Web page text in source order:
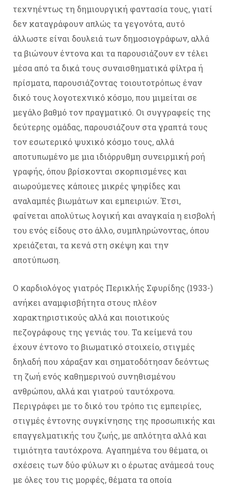
τεχνηέντως τη δημιουργική φαντασία τους, γιατί
δεν καταγράφουν απλώς τα γεγονότα, αυτό
άλλωστε είναι δουλειά των δημοσιογράφων, αλλά
τα βιώνουν έντονα και τα παρουσιάζουν εν τέλει
μέσα από τα δικά τους συναισθηματικά φίλτρα ή
πρίσματα, παρουσιάζοντας τοιουτοτρόπως έναν
δικό τους λογοτεχνικό κόσμο, που μιμείται σε
μεγάλο βαθμό τον πραγματικό. Οι συγγραφείς της
δεύτερης ομάδας, παρουσιάζουν στα γραπτά τους
τον εσωτερικό ψυχικό κόσμο τους, αλλά
αποτυπωμένο με μια ιδιόρρυθμη συνειρμική ροή
γραφής, όπου βρίσκονται σκορπισμένες και
αιωρούμενες κάποιες μικρές ψηφίδες και
αναλαμπές βιωμάτων και εμπειριών. Έτσι,
φαίνεται απολύτως λογική και αναγκαία η εισβολή
του ενός είδους στο άλλο, συμπληρώνοντας, όπου
χρειάζεται, τα κενά στη σκέψη και την
αποτύπωση.
Ο καρδιολόγος γιατρός Περικλής Σφυρίδης (1933-)
ανήκει αναμφισβήτητα στους πλέον
χαρακτηριστικούς αλλά και ποιοτικούς
πεζογράφους της γενιάς του. Τα κείμενά του
έχουν έντονο το βιωματικό στοιχείο, στιγμές
δηλαδή που χάραξαν και σηματοδότησαν δεόντως
τη ζωή ενός καθημερινού συνηθισμένου
ανθρώπου, αλλά και γιατρού ταυτόχρονα.
Περιγράφει με το δικό του τρόπο τις εμπειρίες,
στιγμές έντονης συγκίνησης της προσωπικής και
επαγγελματικής του ζωής, με απλότητα αλλά και
τιμιότητα ταυτόχρονα. Αγαπημένα του θέματα, οι
σχέσεις των δύο φύλων κι ο έρωτας ανάμεσά τους
με όλες του τις μορφές, θέματα τα οποία